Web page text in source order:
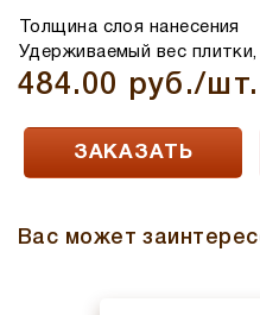
Толщина слоя нанесения
Удерживаемый вес плитки,
484.00 руб./шт.
ЗАКАЗАТЬ
Вас может